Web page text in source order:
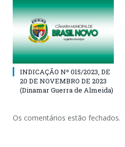
INDICAÇÃO Nº 015/2023, DE
20 DE NOVEMBRO DE 2023
(Dinamar Guerra de Almeida)
Os comentários estão fechados.